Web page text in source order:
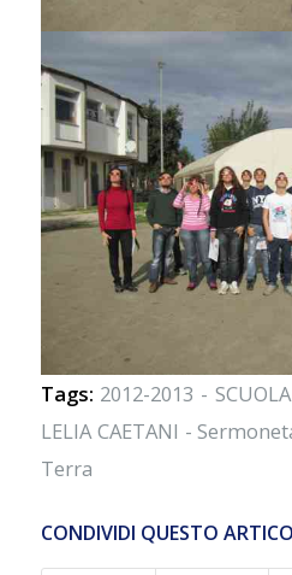
Tags: 2012-2013 -
LELIA CAETANI -
Terra
CONDIVIDI QUESTO